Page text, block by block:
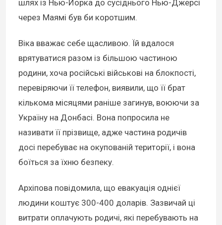
шлях із Нью-Йорка до сусіднього Нью-Джерсі
через Маямі був би коротшим.
Віка вважає себе щасливою. Їй вдалося
врятуватися разом із більшою частиною
родини, хоча російські військові на блокпості,
перевіряючи її телефон, виявили, що її брат
кількома місяцями раніше загинув, воюючи за
Україну на Донбасі. Вона попросила не
називати її прізвище, адже частина родичів
досі перебуває на окупованій території, і вона
боїться за їхню безпеку.
Архіпова повідомила, що евакуація однієї
людини коштує 300-400 доларів. Зазвичай ці
витрати оплачують родичі, які перебувають на